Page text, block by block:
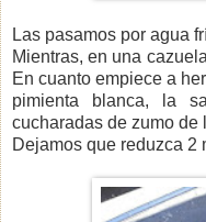
Las pasamos por agua
Mientras, en una
En cuanto empiece a
pimienta blanca, la
cucharadas de zumo de
Dejamos que reduzca 2